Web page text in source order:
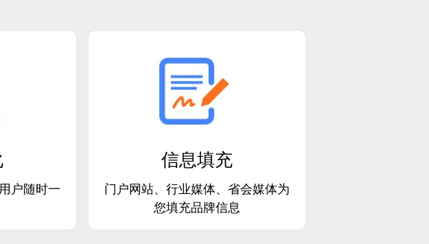
户随时一
信息填充
门户网站、行业媒体、省会媒体为
您填充品牌信息